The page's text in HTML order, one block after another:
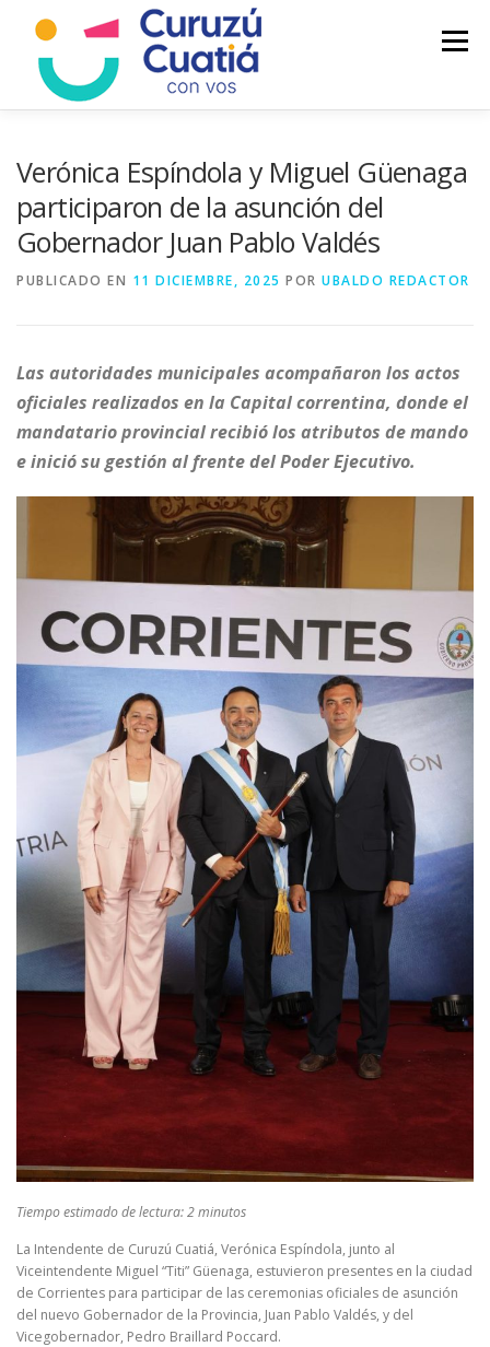
contenido
Menú
AUTOGESTION CALENDARIO FISCAL
Verónica Espíndola y Miguel Güenaga
participaron de la asunción del
Gobernador Juan Pablo Valdés
PUBLICADO EN 11 DICIEMBRE, 2025 POR UBALDO REDACTOR
Las autoridades municipales acompañaron los actos
oficiales realizados en la Capital correntina, donde el
mandatario provincial recibió los atributos de mando
e inició su gestión al frente del Poder Ejecutivo.
Tiempo estimado de lectura: 2 minutos
La Intendente de Curuzú Cuatiá, Verónica Espíndola, junto al
Viceintendente Miguel “Titi” Güenaga, estuvieron presentes en la ciudad
de Corrientes para participar de las ceremonias oficiales de asunción
del nuevo Gobernador de la Provincia, Juan Pablo Valdés, y del
Vicegobernador, Pedro Braillard Poccard.